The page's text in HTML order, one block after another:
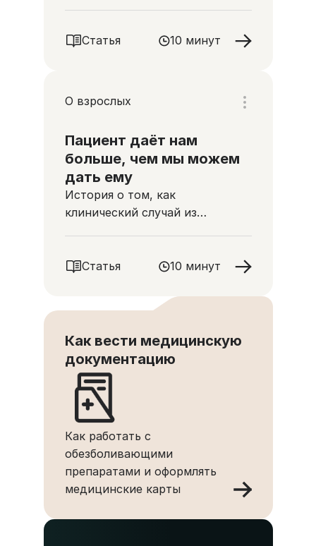
Статья 10 минут
О взрослых
Пациент даёт нам
больше, чем мы можем
дать ему
История о том, как
клинический случай из
Статья
10 минут
Как вести медицинскую
документацию
Как работать с
обезболивающими
препаратами и оформлять
медицинские карты